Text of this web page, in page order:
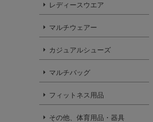
レディースウエア
マルチウェアー
カジュアルシューズ
マルチバッグ
フィットネス用品
その他、体育用品・器具